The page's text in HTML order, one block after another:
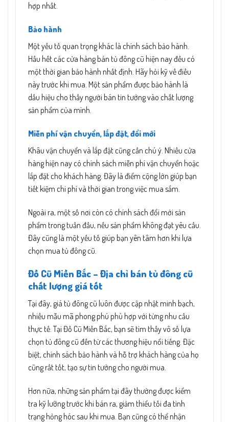
hợp nhất.
Bảo hành
Một yếu tố quan trọng khác là chính sách bảo hành.
Hầu hết các cửa hàng bán tủ đông cũ hiện nay đều có
một thời gian bảo hành nhất định. Hãy hỏi kỹ về điều
này trước khi mua. Một sản phẩm được bảo hành là
dấu hiệu cho thấy người bán tin tưởng vào chất lượng
sản phẩm của mình.
Miễn phí vận chuyển, lắp đặt, đổi mới
Khâu vận chuyển và lắp đặt cũng cần chú ý. Nhiều cửa
hàng hiện nay có chính sách miễn phí vận chuyển hoặc
lắp đặt cho khách hàng. Đây là điểm cộng lớn giúp bạn
tiết kiệm chi phí và thời gian trong việc mua sắm.
Ngoài ra, một số nơi còn có chính sách đổi mới sản
phẩm trong tuần đầu, nếu sản phẩm không đạt yêu cầu.
Đây cũng là một yếu tố giúp bạn yên tâm hơn khi lựa
chọn mua tủ đông cũ.
Đồ Cũ Miền Bắc – Địa chỉ bán tủ đông cũ
chất lượng giá tốt
Tại đây, giá tủ đông cũ luôn được cập nhật minh bạch,
nhiều mẫu mã phong phú phù hợp với từng nhu cầu
thực tế. Tại Đồ Cũ Miền Bắc, bạn sẽ tìm thấy vô số lựa
chọn tủ đông cũ đến từ các thương hiệu nổi tiếng. Đặc
biệt, chính sách bảo hành và hỗ trợ khách hàng của họ
cũng rất tốt, tạo sự tin tưởng cho người mua.
Hơn nữa, những sản phẩm tại đây thường được kiểm
tra kỹ lưỡng trước khi bán ra, giảm thiểu tối đa tình
trạng hỏng hóc sau khi mua. Bạn cũng có thể nhận